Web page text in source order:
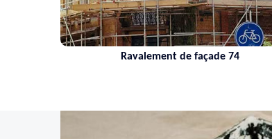
Ravalement de façade 74